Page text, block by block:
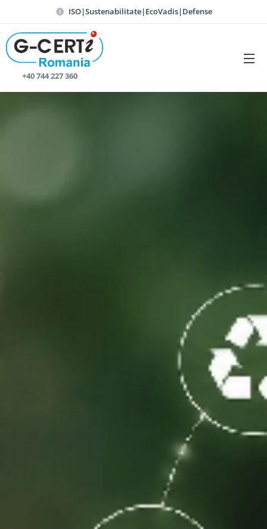
ISO|Sustenabilitate|EcoVadis|Defense
📞 +40 744 227 360